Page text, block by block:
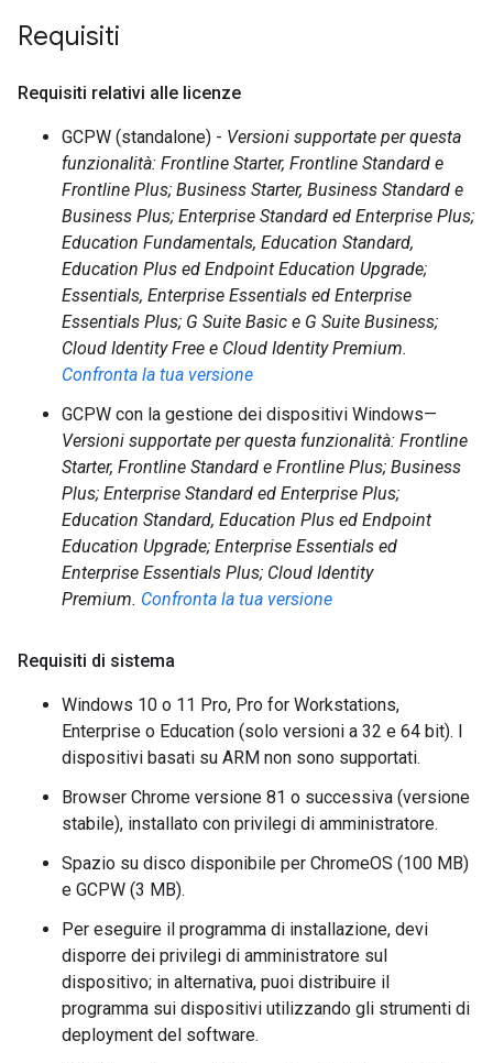
Requisiti
Requisiti relativi alle licenze
GCPW (standalone) - Versioni supportate per questa
funzionalità: Frontline Starter, Frontline Standard e
Frontline Plus; Business Starter, Business Standard e
Business Plus; Enterprise Standard ed Enterprise Plus;
Education Fundamentals, Education Standard,
Education Plus ed Endpoint Education Upgrade;
Essentials, Enterprise Essentials ed Enterprise
Essentials Plus; G Suite Basic e G Suite Business;
Cloud Identity Free e Cloud Identity Premium.
Confronta la tua versione
GCPW con la gestione dei dispositivi Windows—
Versioni supportate per questa funzionalità: Frontline
Starter, Frontline Standard e Frontline Plus; Business
Plus; Enterprise Standard ed Enterprise Plus;
Education Standard, Education Plus ed Endpoint
Education Upgrade; Enterprise Essentials ed
Enterprise Essentials Plus; Cloud Identity
Premium. Confronta la tua versione
Requisiti di sistema
Windows 10 o 11 Pro, Pro for Workstations,
Enterprise o Education (solo versioni a 32 e 64 bit). I
dispositivi basati su ARM non sono supportati.
Browser Chrome versione 81 o successiva (versione
stabile), installato con privilegi di amministratore.
Spazio su disco disponibile per ChromeOS (100 MB)
e GCPW (3 MB).
Per eseguire il programma di installazione, devi
disporre dei privilegi di amministratore sul
dispositivo; in alternativa, puoi distribuire il
programma sui dispositivi utilizzando gli strumenti di
deployment del software.